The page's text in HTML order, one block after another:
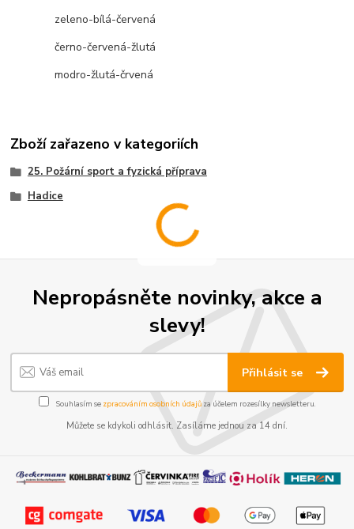
zeleno-bílá-červená
černo-červená-žlutá
modro-žlutá-črvená
Zboží zařazeno v kategoriích
25. Požární sport a fyzická příprava
Hadice
Nepropásněte novinky, akce a
slevy!
Přihlásit se
Souhlasím se zpracováním osobních údajůza účelem rozesílky newsletteru.
Můžete se kdykoli odhlásit. Zasíláme jednou za 14 dní.